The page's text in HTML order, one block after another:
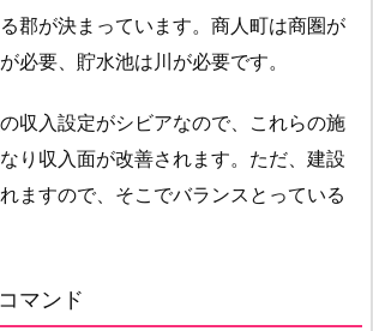
郡が決まっています。商人町は商圏が
必要、貯水池は川が必要です。
収入設定がシビアなので、これらの施
り収入面が改善されます。ただ、建設
ますので、そこでバランスとっている
マンド